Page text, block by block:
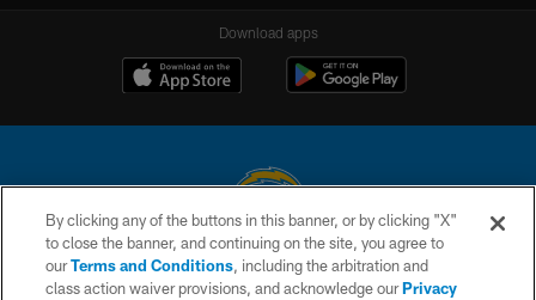
Download apps
© 2026 Chargers Football Company, LLC. All rights reserved. This website
is managed on a digital platform of the National Football League.
By clicking any of the buttons in this banner, or by clicking "X"
to close the banner, and continuing on the site, you agree to
ourTerms and Conditions, including the arbitration and
class action waiver provisions, and acknowledge ourPrivacy